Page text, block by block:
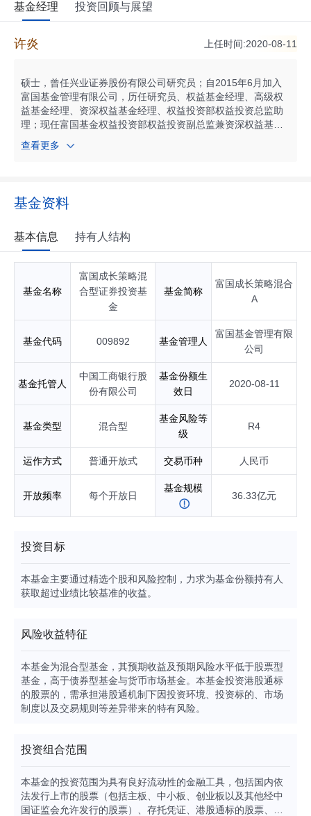
基金经理 投资回顾与展望
许炎 上任时间:2020-08-11
硕士，曾任兴业证券股份有限公司研究员；自2015年6月加入
富国基金管理有限公司，历任研究员、权益基金经理、高级权
益基金经理、资深权益基金经理、权益投资部权益投资总监助
理；现任富国基金权益投资部权益投资副总监兼资深权益基金
经理。自2019年03月起任富国互联科技股票型证券投资基金基
金经理；自2020年08月起任富国成长策略混合型证券投资基金
合型证券投资基金基金经理；具有基金从业资格。
查看更多
基金资料
基本信息 持有人结构
基金名称
富国成长策略混
合型证券投资基
金
基金简称
富国成长策略混合
A
基金代码 009892 基金管理人
富国基金管理有限
公司
基金托管人
中国工商银行股
份有限公司
基金份额生
效日
2020-08-11
基金类型 混合型
基金风险等
级
R4
运作方式 普通开放式 交易币种 人民币
开放频率 每个开放日
基金规模
36.33亿元
投资目标
本基金主要通过精选个股和风险控制，力求为基金份额持有人
获取超过业绩比较基准的收益。
风险收益特征
本基金为混合型基金，其预期收益及预期风险水平低于股票型
基金，高于债券型基金与货币市场基金。本基金投资港股通标
的股票的，需承担港股通机制下因投资环境、投资标的、市场
制度以及交易规则等差异带来的特有风险。
投资组合范围
本基金的投资范围为具有良好流动性的金融工具，包括国内依
法发行上市的股票（包括主板、中小板、创业板以及其他经中
国证监会允许发行的股票）、存托凭证、港股通标的股票、债